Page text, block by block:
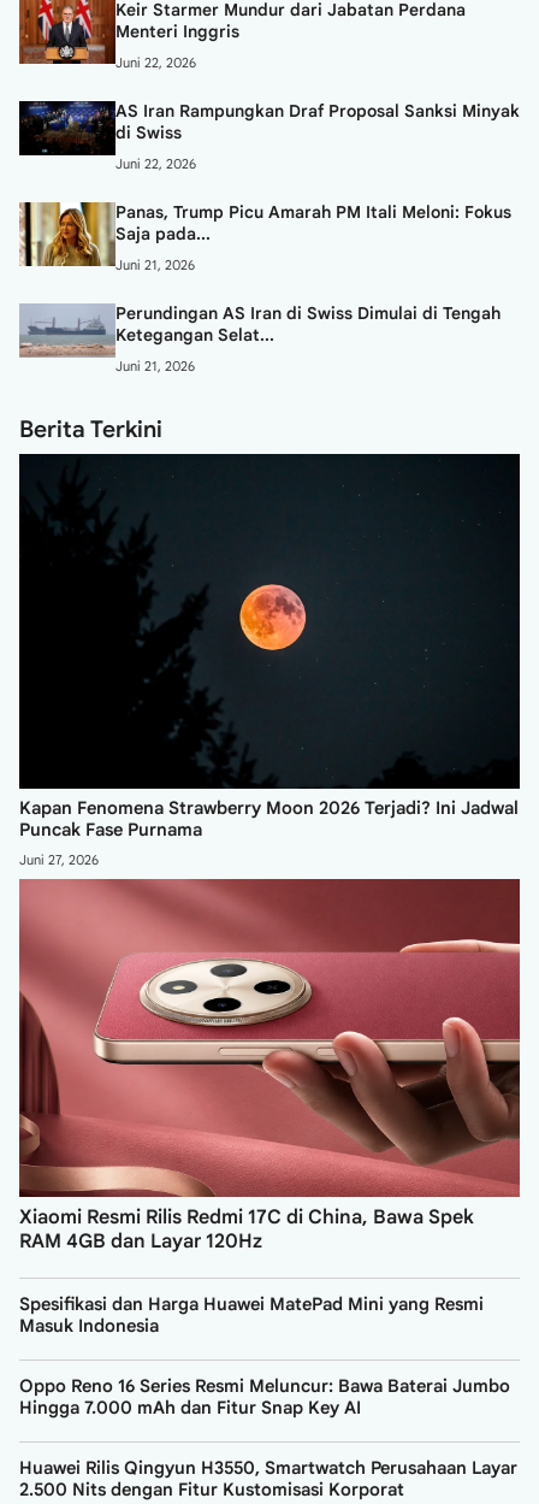
Keir Starmer Mundur dari Jabatan Perdana
Menteri Inggris
Juni 22, 2026
AS Iran Rampungkan Draf Proposal Sanksi Minyak
di Swiss
Juni 22, 2026
Panas, Trump Picu Amarah PM Itali Meloni: Fokus
Saja pada...
Juni 21, 2026
Perundingan AS Iran di Swiss Dimulai di Tengah
Ketegangan Selat...
Juni 21, 2026
Berita Terkini
Kapan Fenomena Strawberry Moon 2026 Terjadi? Ini Jadwal
Puncak Fase Purnama
Juni 27, 2026
Xiaomi Resmi Rilis Redmi 17C di China, Bawa Spek
RAM 4GB dan Layar 120Hz
Spesifikasi dan Harga Huawei MatePad Mini yang Resmi
Masuk Indonesia
Oppo Reno 16 Series Resmi Meluncur: Bawa Baterai Jumbo
Hingga 7.000 mAh dan Fitur Snap Key AI
Huawei Rilis Qingyun H3550, Smartwatch Perusahaan Layar
2.500 Nits dengan Fitur Kustomisasi Korporat